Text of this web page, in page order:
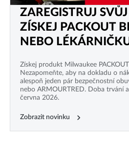
ZAREGISTRUJ
ZÍSKEJ PACKOUT
NEBO
Získej produkt Milwaukee
Nezapomeňte, aby na dokladu o
alespoň jeden pár bezpečnostní
nebo ARMOURTRED. Doba trvání
června 2026.
Zobrazit novinku